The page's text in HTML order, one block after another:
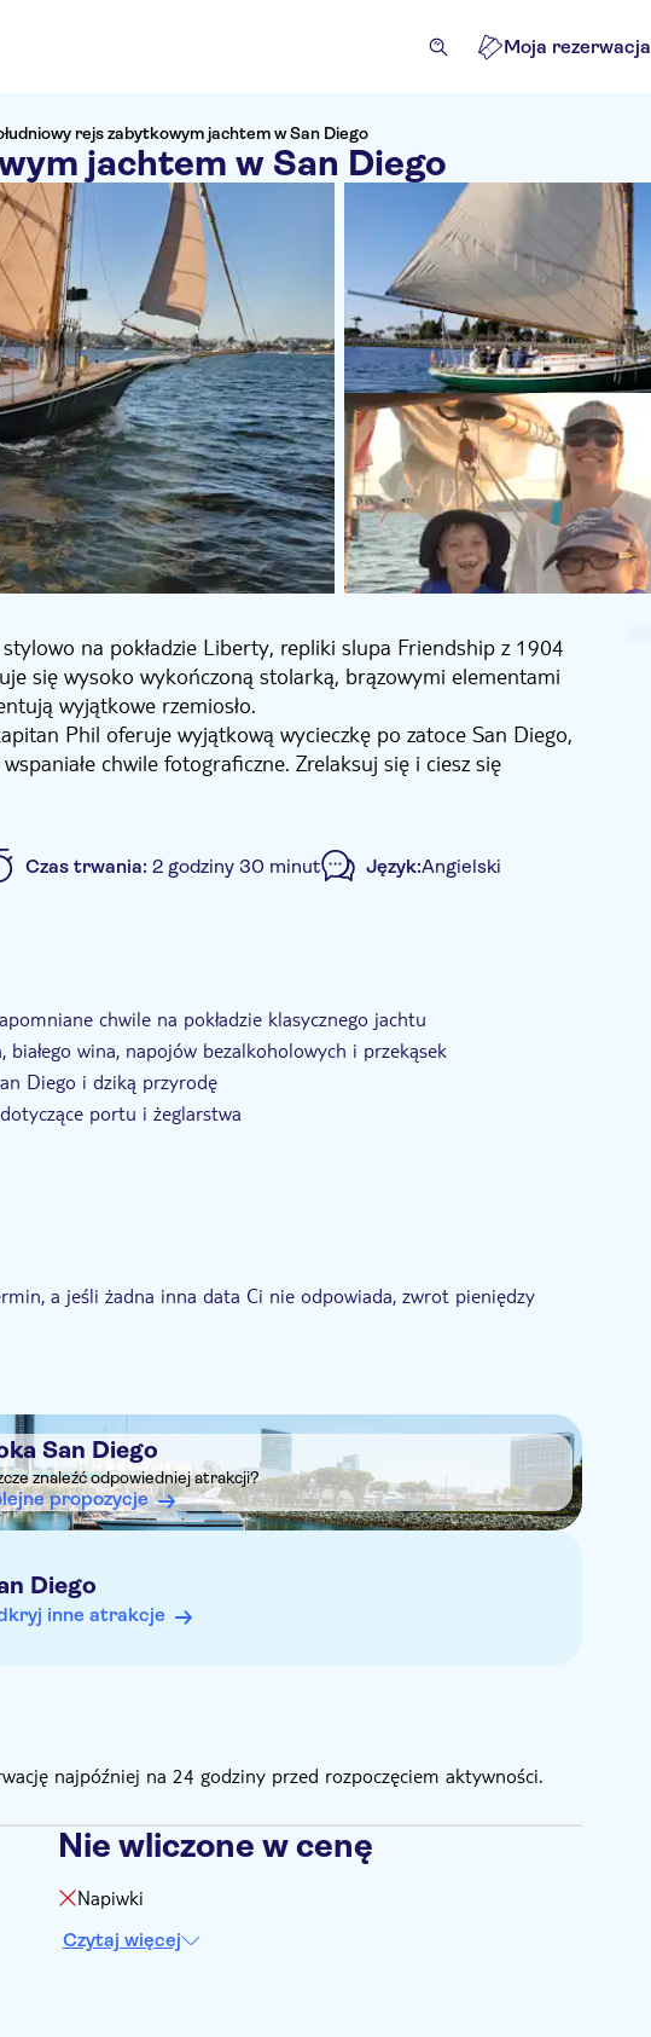
Moja rezerwacja
rejs zabytkowym jachtem w San Diego
jachtem w San Diego
na pokładzie Liberty, repliki slupa Friendship z 1904
się wysoko wykończoną stolarką, brązowymi elementami
wyjątkowe rzemiosło.
Phil oferuje wyjątkową wycieczkę po zatoce San Diego,
chwile fotograficzne. Zrelaksuj się i ciesz się
białym winem, napojami gazowanymi, wodą i
atrakcje portu w San Diego, takie jak lotniskowiec Midway,
Loma i kliper Star of India.
po prostu zarezerwuj wszystkie sześć miejsc na prywatną
Czas trwania: 2 godziny 30 minut Język:Angielski
chwile na pokładzie klasycznego jachtu
wina, napojów bezalkoholowych i przekąsek
Diego i dziką przyrodę
portu i żeglarstwa
a jeśli żadna inna data Ci nie odpowiada, zwrot pieniędzy
i krem z filtrem przeciwsłonecznym
San Diego
znaleźć odpowiedniej atrakcji?
propozycje
Diego
inne atrakcje
najpóźniej na 24 godziny przed rozpoczęciem aktywności.
Nie wliczone w cenę
Napiwki
Czytaj więcej